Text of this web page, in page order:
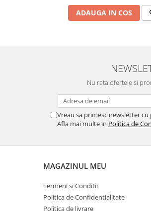
ADAUGA IN COS
Nu rata ofertele si
Vreau sa primesc newsletter
Afla mai multe in Politica de
MAGAZINUL MEU
Termeni si Conditii
Politica de Confidentialitate
Politica de livrare